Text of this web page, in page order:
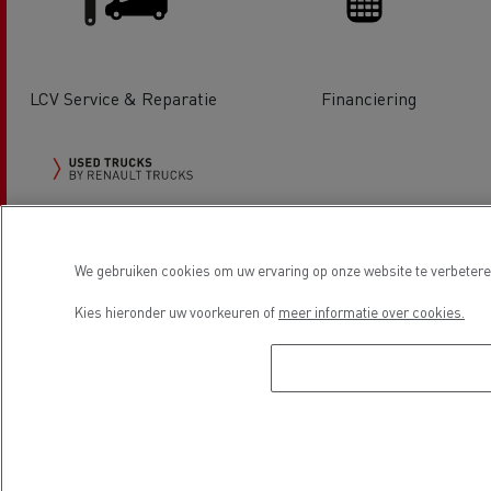
LCV Service & Reparatie Financiering
Used Trucks by Renault Trucks
We gebruiken cookies om uw ervaring op onze website te
Kies hieronder uw voorkeuren of meer informatie over cookies.